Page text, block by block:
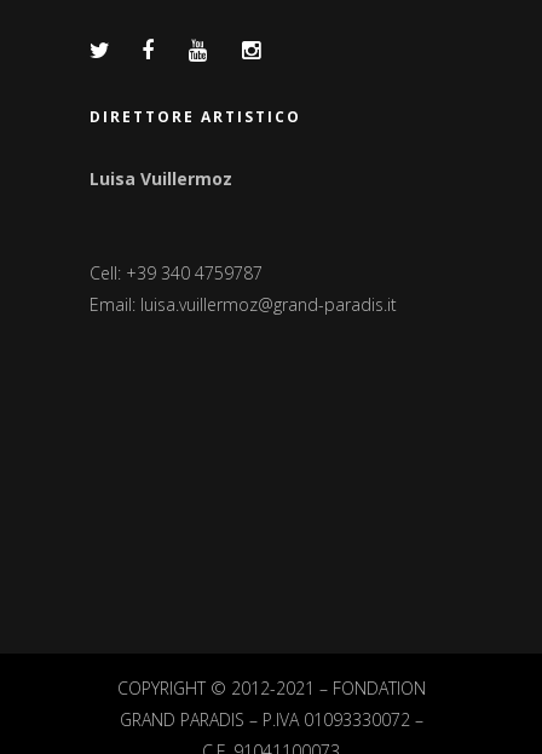
DIRETTORE ARTISTICO
Luisa Vuillermoz
Cell: +39 340 4759787
Email: luisa.vuillermoz@grand-paradis.it
COPYRIGHT © 2012-2021 – FONDATION
GRAND PARADIS – P.IVA 01093330072 –